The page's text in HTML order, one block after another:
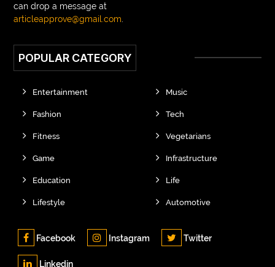
can drop a message at
articleapprove@gmail.com
POPULAR CATEGORY
Entertainment
Fashion
Fitness
Game
Education
Lifestyle
Music
Tech
Vegetarians
Infrastructure
Life
Automotive
Facebook Instagram Twitter
Linkedin